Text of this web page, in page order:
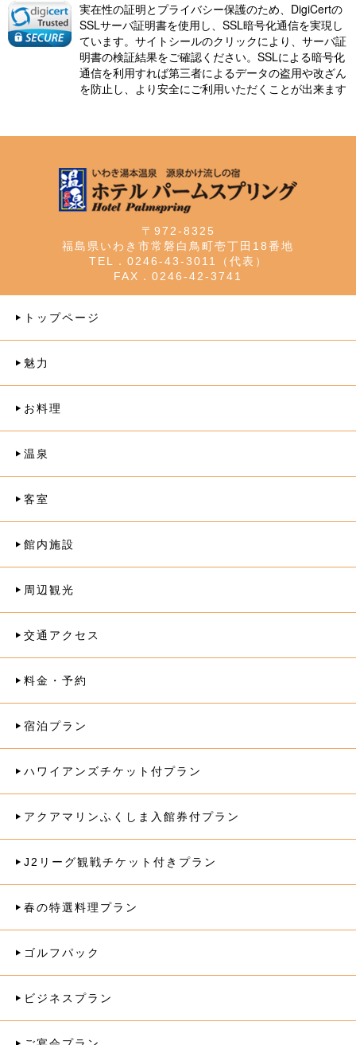
実在性の証明とプライバシー保護のため、DigiCertの
SSLサーバ証明書を使用し、SSL暗号化通信を実現し
ています。サイトシールのクリックにより、サーバ証
明書の検証結果をご確認ください。SSLによる暗号化
通信を利用すれば第三者によるデータの盗用や改ざん
を防止し、より安全にご利用いただくことが出来ます
〒972-8325
福島県いわき市常磐白鳥町壱丁田18番地
TEL．0246-43-3011（代表）
FAX．0246-42-3741
トップページ
魅力
お料理
温泉
客室
館内施設
周辺観光
交通アクセス
料金・予約
宿泊プラン
ハワイアンズチケット付プラン
アクアマリンふくしま入館券付プラン
J2リーグ観戦チケット付きプラン
春の特選料理プラン
ゴルフパック
ビジネスプラン